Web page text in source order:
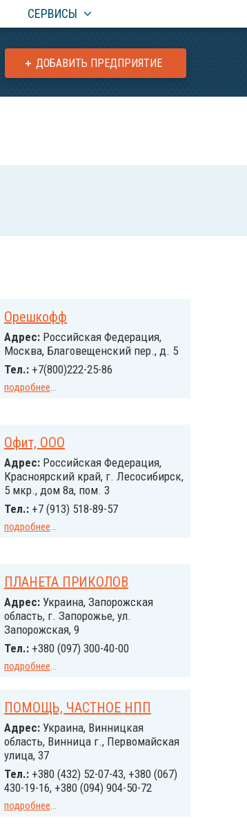
СЕРВИСЫ
ДОБАВИТЬ ПРЕДПРИЯТИЕ
Орешкофф
Адрес: Российcкая Федерация,
Москва, Благовещенский пер., д. 5
Тел.: +7(800)222-25-86
подробнее...
Офит, ООО
Адрес: Российcкая Федерация,
Красноярский край, г. Лесосибирск,
5 мкр., дом 8а, пом. 3
Тел.: +7 (913) 518-89-57
подробнее...
ПЛАНЕТА ПРИКОЛОВ
Адрес: Украина, Запорожская
область, г. Запорожье, ул.
Запорожская, 9
Тел.: +380 (097) 300-40-00
подробнее...
ПОМОЩЬ, ЧАСТНОЕ НПП
Адрес: Украина, Винницкая
область, Винница г., Первомайская
улица, 37
Тел.: +380 (432) 52-07-43, +380 (067)
430-19-16, +380 (094) 904-50-72
подробнее...